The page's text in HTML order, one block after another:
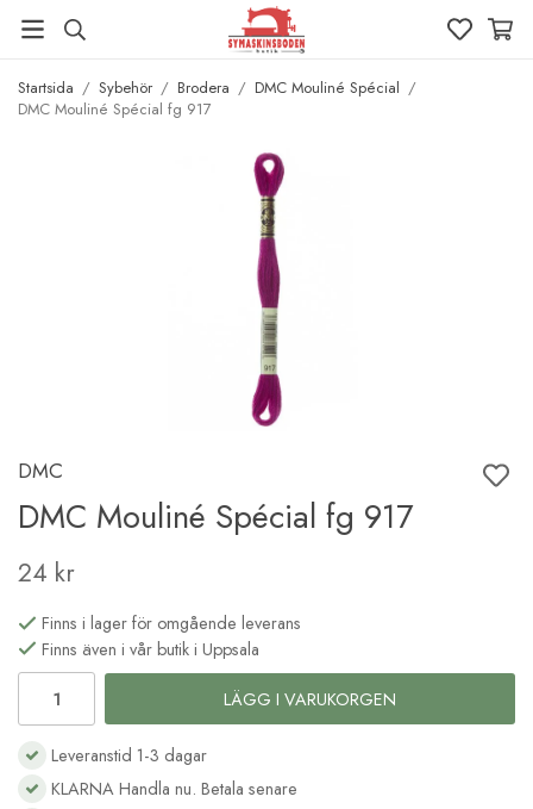
Startsida / Sybehör / Brodera / DMC Mouliné Spécial /
DMC Mouliné Spécial fg 917
DMC
DMC Mouliné Spécial fg 917
24 kr
Finns i lager för omgående leverans
Finns även i vår butik i Uppsala
LÄGG I VARUKORGEN
Leveranstid 1-3 dagar
KLARNA Handla nu. Betala senare